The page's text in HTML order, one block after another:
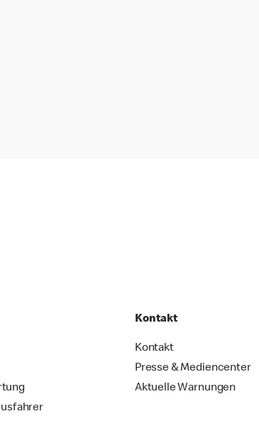
Kontakt
Kontakt
Presse & Mediencenter
Aktuelle Warnungen